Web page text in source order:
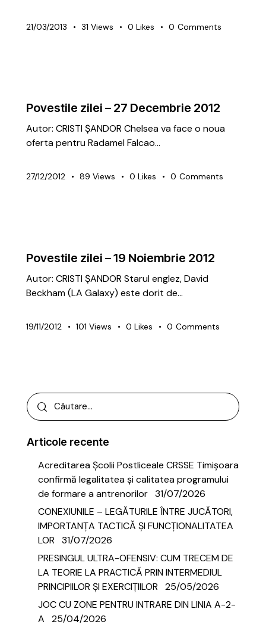
21/03/2013 31 Views 0 Likes 0 Comments
Povestile zilei – 27 Decembrie 2012
Autor: CRISTI ȘANDOR Chelsea va face o noua
oferta pentru Radamel Falcao…
27/12/2012 89 Views 0 Likes 0 Comments
Povestile zilei – 19 Noiembrie 2012
Autor: CRISTI ȘANDOR Starul englez, David
Beckham (LA Galaxy) este dorit de…
19/11/2012 101 Views 0 Likes 0 Comments
Articole recente
Acreditarea Școlii Postliceale CRSSE Timișoara
confirmă legalitatea și calitatea programului
de formare a antrenorilor 31/07/2026
CONEXIUNILE – LEGĂTURILE ÎNTRE JUCĂTORI,
IMPORTANȚA TACTICĂ ȘI FUNCȚIONALITATEA
LOR
31/07/2026
PRESINGUL ULTRA-OFENSIV: CUM TRECEM DE
LA TEORIE LA PRACTICĂ PRIN INTERMEDIUL
PRINCIPIILOR ȘI EXERCIȚIILOR
25/05/2026
JOC CU ZONE PENTRU INTRARE DIN LINIA A-2-
A
25/04/2026